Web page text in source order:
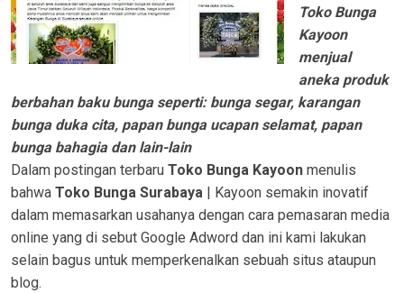
Toko Bunga
Kayoon
menjual
aneka produk
berbahan baku bunga seperti: bunga segar, karangan
bunga duka cita, papan bunga ucapan selamat, papan
bunga bahagia dan lain-lain
Dalam postingan terbaru Toko Bunga Kayoon menulis
bahwa Toko Bunga Surabaya
| Kayoon semakin inovatif
dalam memasarkan usahanya dengan cara pemasaran media
online yang di sebut Google Adword dan ini kami lakukan
selain bagus untuk memperkenalkan sebuah situs ataupun
blog.